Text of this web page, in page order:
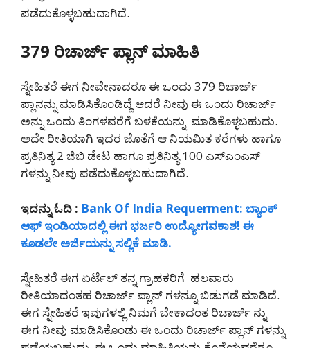
ಪಡೆದುಕೊಳ್ಳಬಹುದಾಗಿದೆ.
379 ರಿಚಾರ್ಜ್ ಪ್ಲಾನ್ ಮಾಹಿತಿ
ಸ್ನೇಹಿತರೆ ಈಗ ನೀವೇನಾದರೂ ಈ ಒಂದು 379 ರಿಚಾರ್ಜ್
ಪ್ಲಾನನ್ನು ಮಾಡಿಸಿಕೊಂಡಿದ್ದೆ ಆದರೆ ನೀವು ಈ ಒಂದು ರಿಚಾರ್ಜ್
ಅನ್ನು ಒಂದು ತಿಂಗಳವರೆಗೆ ಬಳಕೆಯನ್ನು ಮಾಡಿಕೊಳ್ಳಬಹುದು.
ಅದೇ ರೀತಿಯಾಗಿ ಇದರ ಜೊತೆಗೆ ಆ ನಿಯಮಿತ ಕರೆಗಳು ಹಾಗೂ
ಪ್ರತಿನಿತ್ಯ 2 ಜಿಬಿ ಡೇಟ ಹಾಗೂ ಪ್ರತಿನಿತ್ಯ 100 ಎಸ್ಎಂಎಸ್
ಗಳನ್ನು ನೀವು ಪಡೆದುಕೊಳ್ಳಬಹುದಾಗಿದೆ.
ಇದನ್ನು ಓದಿ : Bank Of India Requerment: ಬ್ಯಾಂಕ್
ಆಫ್ ಇಂಡಿಯಾದಲ್ಲಿ ಈಗ ಭರ್ಜರಿ ಉದ್ಯೋಗವಕಾಶ! ಈ
ಕೂಡಲೇ ಅರ್ಜಿಯನ್ನು ಸಲ್ಲಿಕೆ ಮಾಡಿ.
ಸ್ನೇಹಿತರೆ ಈಗ ಏರ್ಟೆಲ್ ತನ್ನ ಗ್ರಾಹಕರಿಗೆ ಹಲವಾರು
ರೀತಿಯಾದಂತಹ ರಿಚಾರ್ಜ್ ಪ್ಲಾನ್ ಗಳನ್ನೂ ಬಿಡುಗಡೆ ಮಾಡಿದೆ.
ಈಗ ಸ್ನೇಹಿತರೆ ಇವುಗಳಲ್ಲಿ ನಿಮಗೆ ಬೇಕಾದಂತ ರಿಚಾರ್ಜ್ ನ್ನು
ಈಗ ನೀವು ಮಾಡಿಸಿಕೊಂಡು ಈ ಒಂದು ರಿಚಾರ್ಜ್ ಪ್ಲಾನ್ ಗಳನ್ನು